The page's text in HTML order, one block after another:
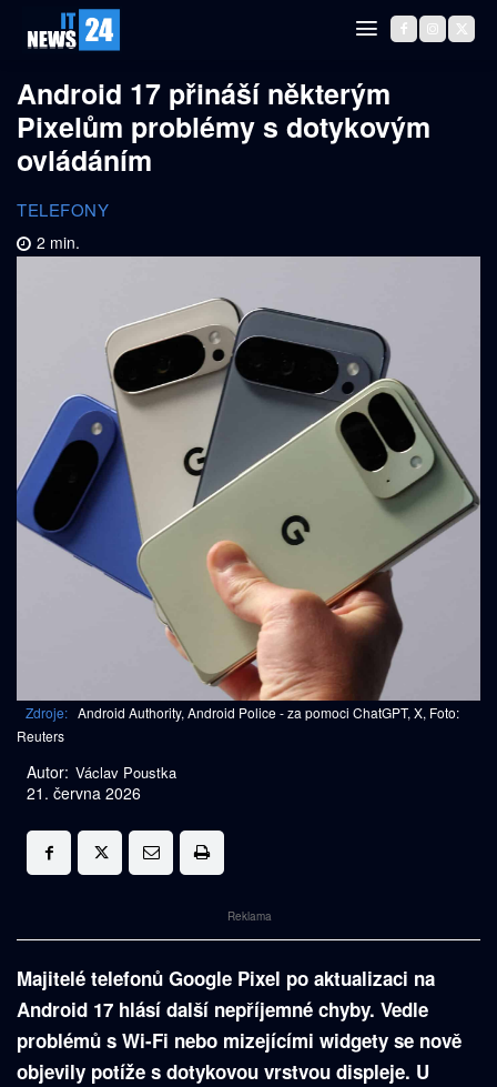
Android 17 přináší některým
Pixelům problémy s dotykovým
ovládáním
TELEFONY
2 min.
Zdroje: Android Authority, Android Police - za pomoci ChatGPT, X, Foto:
Reuters
Autor: Václav Poustka
21. června 2026
Reklama
Majitelé telefonů Google Pixel po aktualizaci na
Android 17 hlásí další nepříjemné chyby. Vedle
problémů s Wi-Fi nebo mizejícími widgety se nově
objevily potíže s dotykovou vrstvou displeje. U